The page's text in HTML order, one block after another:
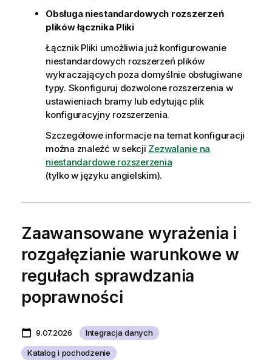
Obsługa niestandardowych rozszerzeń
plików łącznika Pliki
Łącznik Pliki umożliwia już konfigurowanie
niestandardowych rozszerzeń plików
wykraczających poza domyślnie obsługiwane
typy. Skonfiguruj dozwolone rozszerzenia w
ustawieniach bramy lub edytując plik
konfiguracyjny rozszerzenia.
Szczegółowe informacje na temat konfiguracji
można znaleźć w sekcji Zezwalanie na
niestandardowe rozszerzenia
(tylko w języku angielskim).
Zaawansowane wyrażenia i
rozgałęzianie warunkowe w
regułach sprawdzania
poprawności
9.07.2026 Integracja danych
Katalog i pochodzenie